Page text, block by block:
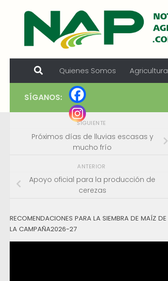
Skip to content
Quienes Somos Agricultura
SÍGANOS:
SIGUIENTE
Próximos días de lluvias escasas y
mucho frío
ANTERIOR
Apoyo oficial para la producción de
cerezas
RECOMENDACIONES PARA LA SIEMBRA DE MAÍZ DE
LA CAMPAÑA2026-27